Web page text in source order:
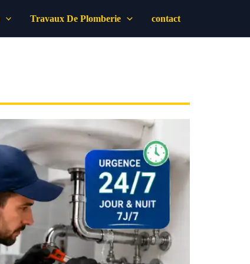
Travaux De Plomberie contact